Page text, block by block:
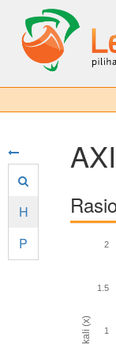
H
P
kali (x) 1
1.5
2